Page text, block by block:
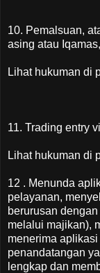
10. Pemalsuan,
asing atau
Lihat hukuman di
11. Trading entry
Lihat hukuman di
12 . Menunda
pelayanan,
berurusan
melalui majikan),
menerima
penandatangan
lengkap dan